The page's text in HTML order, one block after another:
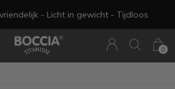
0
- Licht in gewicht - Tijdloos